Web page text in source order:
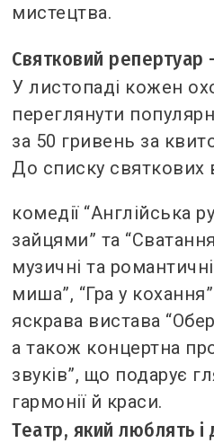
мистецтва.
Святковий репертуар
У листопаді кожен
переглянути
за 50 гривень за
До списку святкових
комедії “Англійська
зайцями” та
музичні та
миша”, “Гра у
яскрава вистава
а також концертна
звуків”, що подарує
гармонії й краси.
Театр, який люблять і